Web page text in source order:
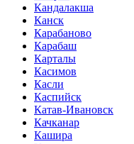
Кандалакша
Канск
Карабаново
Карабаш
Карталы
Касимов
Касли
Каспийск
Катав-Ивановск
Качканар
Кашира